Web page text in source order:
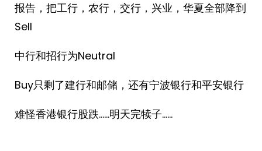
报告，把工行，农行，交行，兴业，华夏全部降到
Sell
中行和招行为Neutral
Buy只剩了建行和邮储，还有宁波银行和平安银行
难怪香港银行股跌……明天完犊子…… ​​​